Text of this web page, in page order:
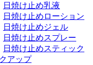
日焼け止め乳液
日焼け止めローション
日焼け止めジェル
日焼け止めスプレー
日焼け止めスティック
アップ